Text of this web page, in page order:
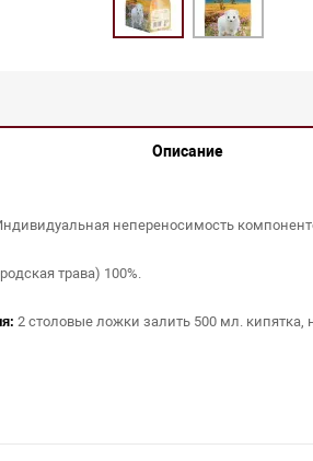
Описание
непереносимость
трава) 100%.
2 столовые ложки залить 500 мл. кипятка,